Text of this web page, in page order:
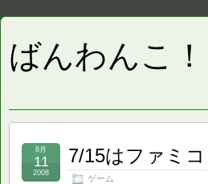
ばんわんこ！
7/15はファミコ
ゲーム
8月
11
2008